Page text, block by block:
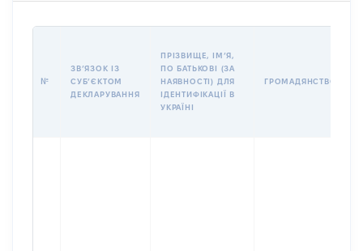
№
ЗВʼЯЗОК ІЗ
СУБʼЄКТОМ
ДЕКЛАРУВАННЯ
ПРІЗВИЩЕ, ІМʼЯ,
ПО БАТЬКОВІ (ЗА
НАЯВНОСТІ) ДЛЯ
ІДЕНТИФІКАЦІЇ В
УКРАЇНІ
ГРОМАДЯНСТВО